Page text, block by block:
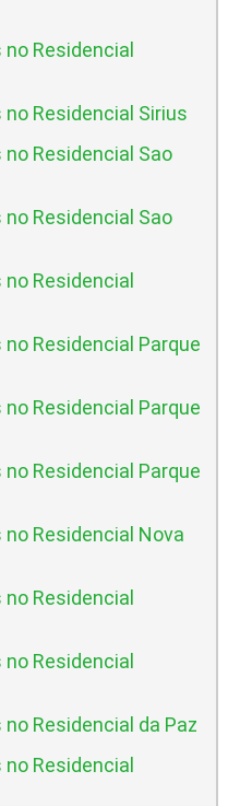
Residencial
Residencial Sirius
Residencial Sao
Residencial Sao
Residencial
Residencial Parque
Residencial Parque
Residencial Parque
Residencial Nova
Residencial
Residencial
Residencial da Paz
Residencial